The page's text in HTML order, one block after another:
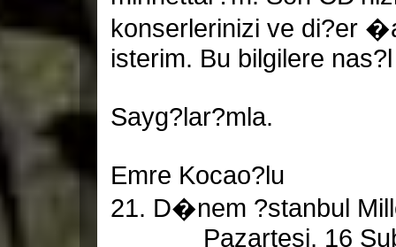
konserlerinizi ve di?er
isterim. Bu bilgilere
Sayg?lar?mla.
Emre Kocao?lu
21. D�nem ?stanbul
Pazartesi, 16